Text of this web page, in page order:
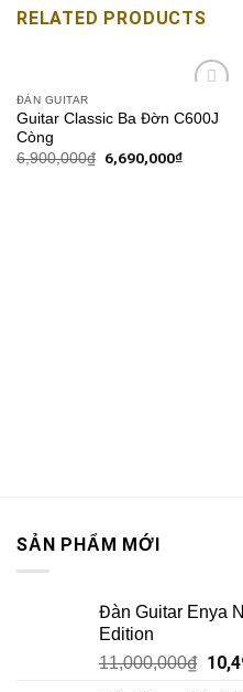
RELATED PRODUCTS
Add to
wishlist
ĐÀN GUITAR
Guitar Classic Ba Đờn C600J
Còng
6,900,000₫ 6,690,000₫
SẢN PHẨM MỚI
Đàn Guitar Enya
Edition
11,000,000₫